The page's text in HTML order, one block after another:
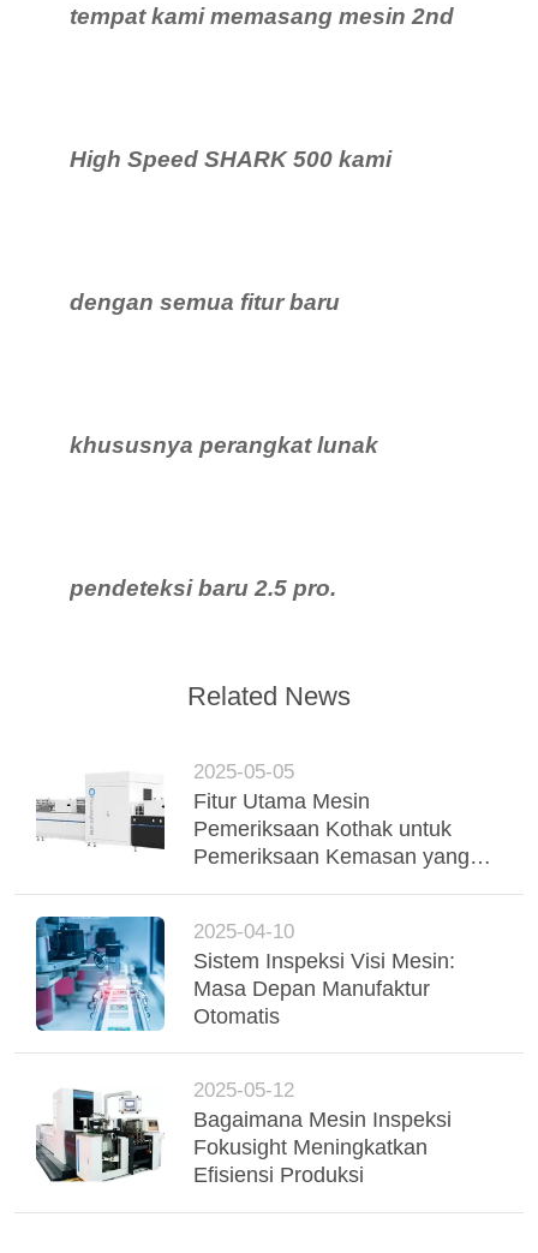
tempat kami memasang mesin 2nd
High Speed ​​SHARK 500 kami
dengan semua fitur baru
khususnya perangkat lunak
pendeteksi baru 2.5 pro.
Related News
2025-05-05
Fitur Utama Mesin
Pemeriksaan Kothak untuk
Pemeriksaan Kemasan yang
2025-04-10
Sistem Inspeksi Visi Mesin:
Masa Depan Manufaktur
Otomatis
2025-05-12
Bagaimana Mesin Inspeksi
Fokusight Meningkatkan
Efisiensi Produksi